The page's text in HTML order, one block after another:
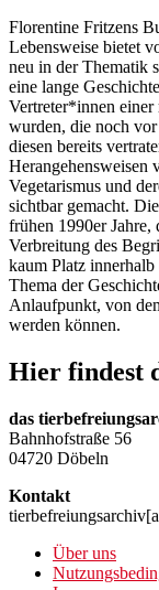
Florentine Fritzens
Lebensweise bietet
neu in der Thematik
eine lange
Vertreter*innen
wurden, die noch
diesen bereits
Herangehensweisen
Vegetarismus und
sichtbar gemacht.
frühen 1990er Jahre,
Verbreitung des
kaum Platz
Thema der
Anlaufpunkt, von
werden können.
Hier findest
das
Bahnhofstraße 56
04720 Döbeln
Kontakt
Über uns